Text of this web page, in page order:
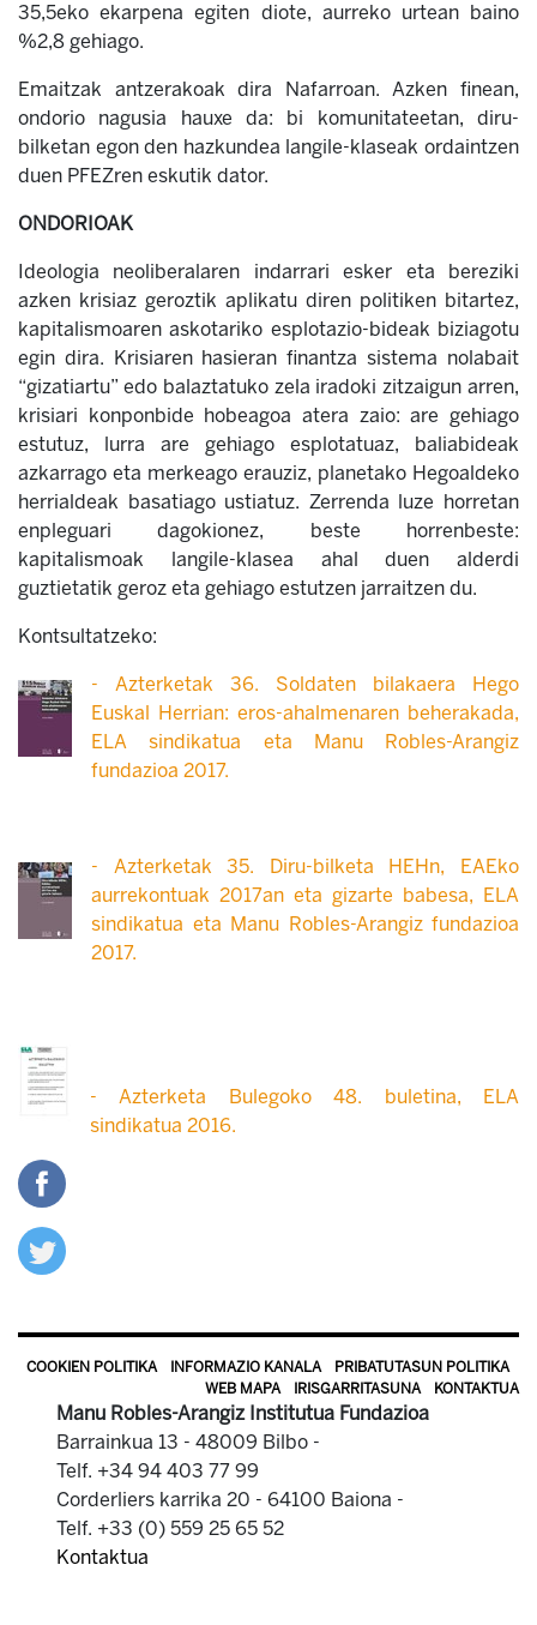
35,5eko ekarpena egiten diote, aurreko urtean baino
%2,8 gehiago.
Emaitzak antzerakoak dira Nafarroan. Azken finean,
ondorio nagusia hauxe da: bi komunitateetan, diru-
bilketan egon den hazkundea langile-klaseak ordaintzen
duen PFEZren eskutik dator.
ONDORIOAK
Ideologia neoliberalaren indarrari esker eta bereziki
azken krisiaz geroztik aplikatu diren politiken bitartez,
kapitalismoaren askotariko esplotazio-bideak biziagotu
egin dira. Krisiaren hasieran finantza sistema nolabait
“gizatiartu” edo balaztatuko zela iradoki zitzaigun arren,
krisiari konponbide hobeagoa atera zaio: are gehiago
estutuz, lurra are gehiago esplotatuaz, baliabideak
azkarrago eta merkeago erauziz, planetako Hegoaldeko
herrialdeak basatiago ustiatuz. Zerrenda luze horretan
enpleguari dagokionez, beste horrenbeste:
kapitalismoak langile-klasea ahal duen alderdi
guztietatik geroz eta gehiago estutzen jarraitzen du.
Kontsultatzeko:
- Azterketak 36. Soldaten bilakaera Hego
Euskal Herrian: eros-ahalmenaren beherakada,
ELA sindikatua eta Manu Robles-Arangiz
fundazioa 2017.
- Azterketak 35. Diru-bilketa HEHn, EAEko
aurrekontuak 2017an eta gizarte babesa, ELA
sindikatua eta Manu Robles-Arangiz fundazioa
2017.
- Azterketa Bulegoko 48. buletina, ELA
sindikatua 2016.
COOKIEN POLITIKA INFORMAZIO KANALA
PRIBATUTASUN POLITIKA
WEB MAPA
IRISGARRITASUNA KONTAKTUA
Manu Robles-Arangiz Institutua Fundazioa
Barrainkua 13 - 48009 Bilbo -
Telf. +34 94 403 77 99
Corderliers karrika 20 - 64100 Baiona -
Telf. +33 (0) 559 25 65 52
Kontaktua